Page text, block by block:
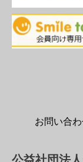
お問い合
公益社団法